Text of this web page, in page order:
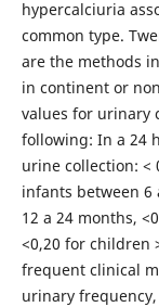
hypercalciuria
common type.
are the methods
in continent or
values for urinary
following: In a 24
urine collection: <
infants between 6
12 a 24 months,
<0,20 for children
frequent clinical
urinary